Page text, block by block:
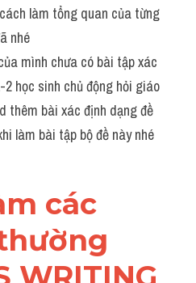
làm tổng quan của từng
nhé
mình chưa có bài tập xác
học sinh chủ động hỏi giáo
thêm bài xác định dạng đề
làm bài tập bộ đề này nhé
các